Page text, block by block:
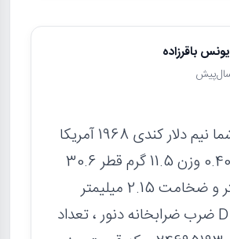
یونس باقرزاده
پیش
سکه شما نیم دلار کندی 1968 آمریکا
نقره 0.400 وزن 11.5 گرم قطر 30.6
میلیمتر و ضخامت 2.15 میلیمتر
واریته D ضرب ضرابخانه دنور ، تعداد